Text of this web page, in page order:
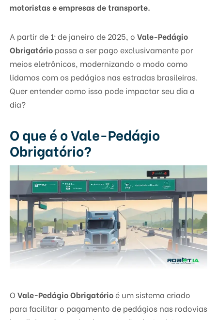
motoristas e empresas de transporte.
A partir de 1º de janeiro de 2025, o Vale-Pedágio
Obrigatório passa a ser pago exclusivamente por
meios eletrônicos, modernizando o modo como
lidamos com os pedágios nas estradas brasileiras.
Quer entender como isso pode impactar seu dia a
dia?
O que é o Vale-Pedágio
Obrigatório?
O Vale-Pedágio Obrigatórioé um sistema criado
para facilitar o pagamento de pedágios nas rodovias